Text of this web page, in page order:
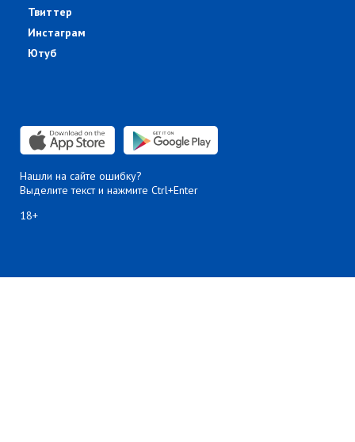
Твиттер
Инстаграм
Ютуб
Нашли на сайте ошибку?
Выделите текст и нажмите Ctrl+Enter
18+